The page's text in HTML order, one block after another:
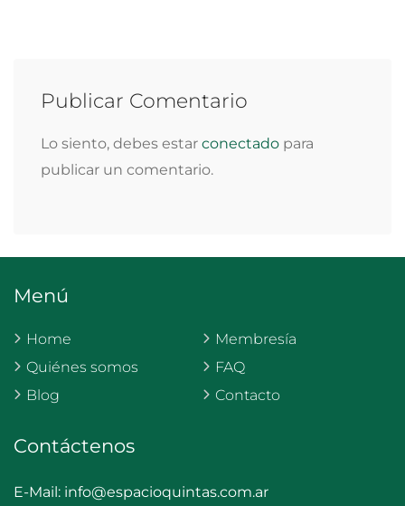
Publicar Comentario
Lo siento, debes estar conectado para
publicar un comentario.
Menú
Home
Quiénes somos
Blog
Membresía
FAQ
Contacto
Contáctenos
E-Mail: info@espacioquintas.com.ar